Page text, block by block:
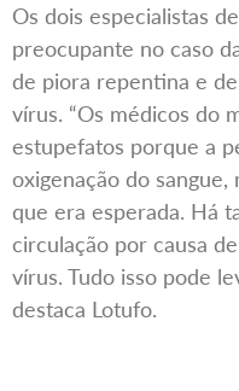
Os dois especialistas
preocupante no caso
de piora repentina e
vírus. “Os médicos do
estupefatos porque a
oxigenação do
que era esperada. Há
circulação por causa
vírus. Tudo isso pode
destaca Lotufo.